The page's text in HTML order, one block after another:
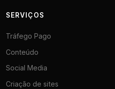
SERVIÇOS
Tráfego Pago
Conteúdo
Social Media
Criação de sites